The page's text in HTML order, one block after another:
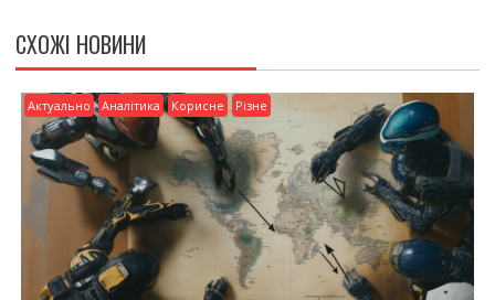
СХОЖІ НОВИНИ
Актуально Аналітика Корисне Різне